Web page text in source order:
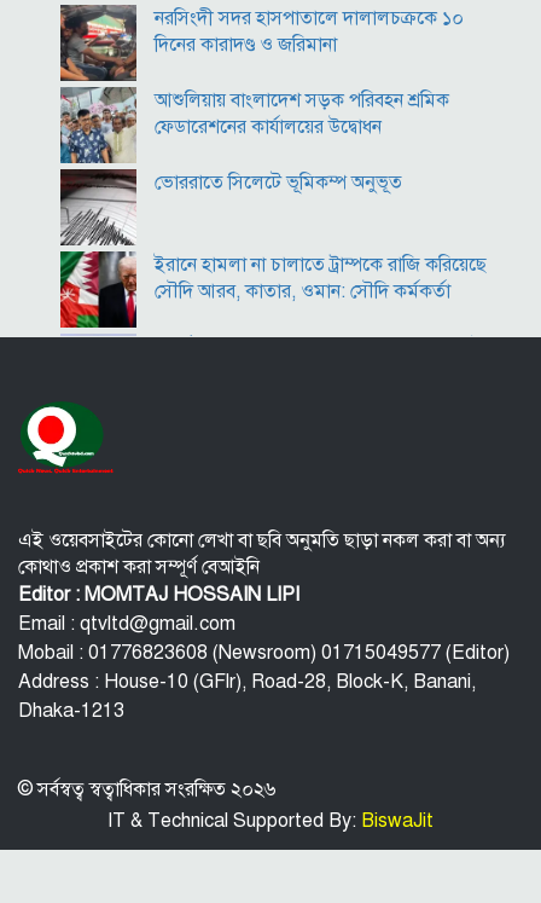
হিরোশিমা-নাগাসাকি হামলার ৮১ বছর: বর্তমান বিশ্বে
পারমাণবিক পরিস্থিতি কি?
বাংলাদেশি টাকায় আজকের মুদ্রা বিনিময় হার
নরসিংদী সদর হাসপাতালে দালালচক্রকে ১০
দিনের কারাদণ্ড ও জরিমানা
আশুলিয়ায় বাংলাদেশ সড়ক পরিবহন শ্রমিক
ফেডারেশনের কার্যালয়ের উদ্বোধন
ভোররাতে সিলেটে ভূমিকম্প অনুভূত
ইরানে হামলা না চালাতে ট্রাম্পকে রাজি করিয়েছে
সৌদি আরব, কাতার, ওমান: সৌদি কর্মকর্তা
কর্মস্থলে নারী সহকর্মী নির্যাতন: রাঙামাটিতে
সরকারি কর্মকর্তা গ্রেফতার
ভেনেজুয়েলায় হামলার নির্দেশ দিয়েছেন ট্রাম্প
এই ওয়েবসাইটের কোনো লেখা বা ছবি অনুমতি ছাড়া নকল করা বা অন্য
কোথাও প্রকাশ করা সম্পূর্ণ বেআইনি
Editor : MOMTAJ HOSSAIN LIPI
Email : qtvltd@gmail.com
Mobail : 01776823608 (Newsroom) 01715049577 (Editor)
Address : House-10 (GFlr), Road-28, Block-K, Banani,
Dhaka-1213
© সর্বস্বত্ব স্বত্বাধিকার সংরক্ষিত ২০২৬
IT & Technical Supported By: BiswaJit